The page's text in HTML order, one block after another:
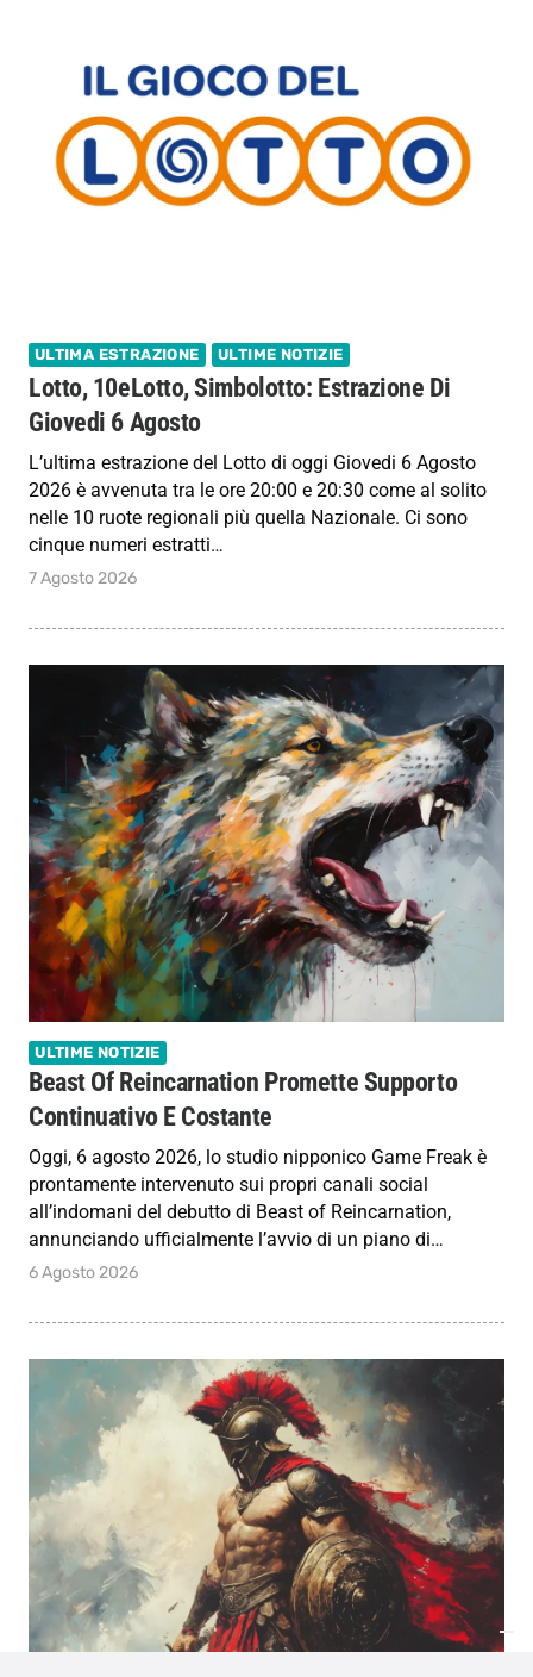
ULTIMA ESTRAZIONE ULTIME NOTIZIE
Lotto, 10eLotto, Simbolotto: Estrazione Di
Giovedi 6 Agosto
L’ultima estrazione del Lotto di oggi Giovedi 6 Agosto
2026 è avvenuta tra le ore 20:00 e 20:30 come al solito
nelle 10 ruote regionali più quella Nazionale. Ci sono
cinque numeri estratti…
7 Agosto 2026
ULTIME NOTIZIE
Beast Of Reincarnation Promette Supporto
Continuativo E Costante
Oggi, 6 agosto 2026, lo studio nipponico Game Freak è
prontamente intervenuto sui propri canali social
all’indomani del debutto di Beast of Reincarnation,
annunciando ufficialmente l’avvio di un piano di…
6 Agosto 2026